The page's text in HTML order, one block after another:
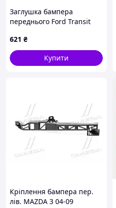
Заглушка бампера
переднього Ford Transit
621 ₴
Купити
Кріплення бампера пер.
лів. MAZDA 3 04-09